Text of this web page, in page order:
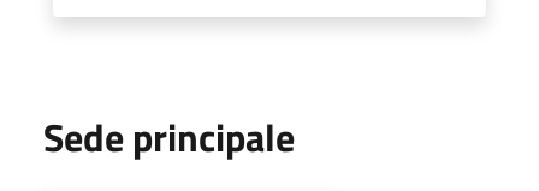
Sede principale